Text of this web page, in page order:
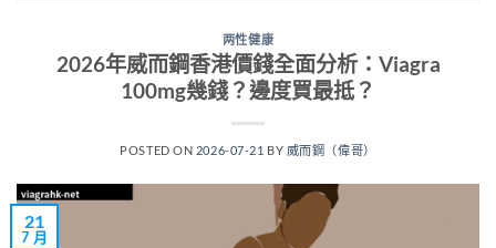
两性健康
2026年威而鋼香港價錢全面分析：Viagra
100mg幾錢？邊度買最抵？
POSTED ON 2026-07-21 BY 威而鋼（偉哥）
21
7 月